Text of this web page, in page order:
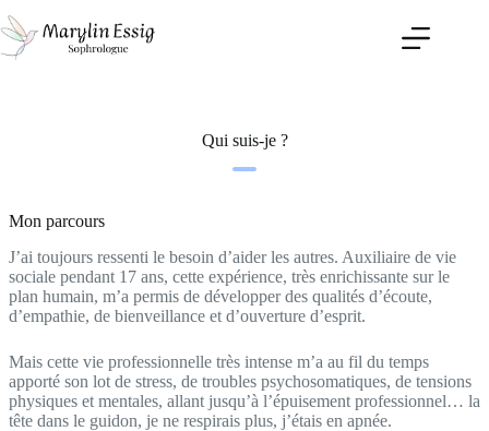
au
contenu
Qui suis-je ?
Mon parcours
J’ai toujours ressenti le besoin d’aider les autres. Auxiliaire de vie
sociale pendant 17 ans, cette expérience, très enrichissante sur le
plan humain, m’a permis de développer des qualités d’écoute,
d’empathie, de bienveillance et d’ouverture d’esprit.
Mais cette vie professionnelle très intense m’a au fil du temps
apporté son lot de stress, de troubles psychosomatiques, de tensions
physiques et mentales, allant jusqu’à l’épuisement professionnel… la
tête dans le guidon, je ne respirais plus, j’étais en apnée.